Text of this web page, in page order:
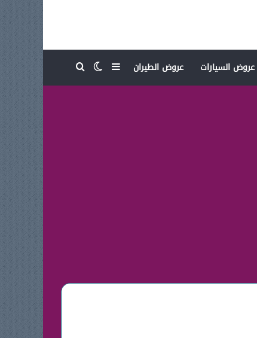
عروض السيارات عروض الطيران إضافة عمود جانبي
الوضع المظلم
بحث عن